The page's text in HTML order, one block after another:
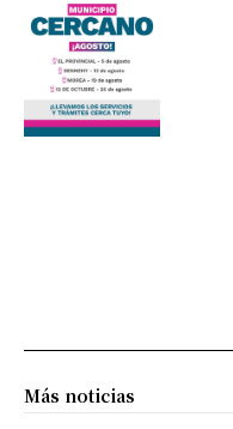
Más noticias